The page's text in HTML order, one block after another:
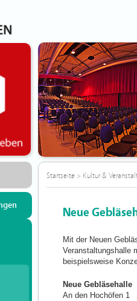
Startseite> Kultur &
Neue
Mit der Neuen
Veranstaltungshalle
beispielsweise
Neue Gebläsehalle
An den Hochöfen 1